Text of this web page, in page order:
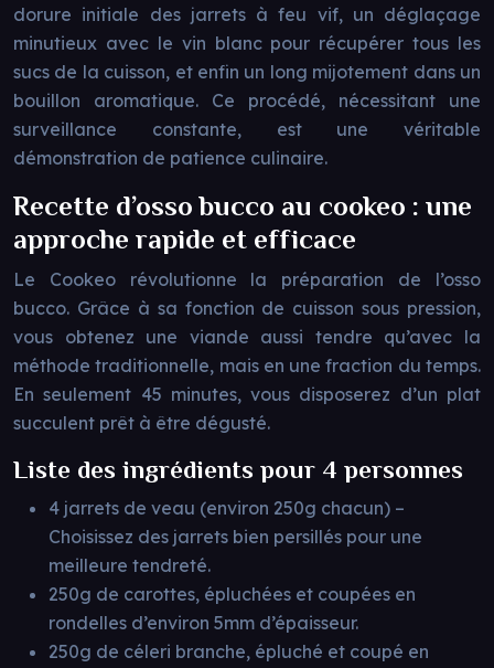
dorure initiale des jarrets à feu vif, un déglaçage
minutieux avec le vin blanc pour récupérer tous les
sucs de la cuisson, et enfin un long mijotement dans un
bouillon aromatique. Ce procédé, nécessitant une
surveillance constante, est une véritable
démonstration de patience culinaire.
Recette d’osso bucco au cookeo : une
approche rapide et efficace
Le Cookeo révolutionne la préparation de l’osso
bucco. Grâce à sa fonction de cuisson sous pression,
vous obtenez une viande aussi tendre qu’avec la
méthode traditionnelle, mais en une fraction du temps.
En seulement 45 minutes, vous disposerez d’un plat
succulent prêt à être dégusté.
Liste des ingrédients pour 4 personnes
4 jarrets de veau (environ 250g chacun) –
Choisissez des jarrets bien persillés pour une
meilleure tendreté.
250g de carottes, épluchées et coupées en
rondelles d’environ 5mm d’épaisseur.
250g de céleri branche, épluché et coupé en